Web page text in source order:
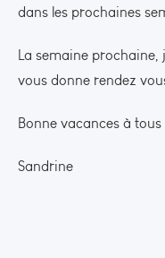
dans les prochaines
La semaine prochaine,
vous donne rendez
Bonne vacances à tous
Sandrine